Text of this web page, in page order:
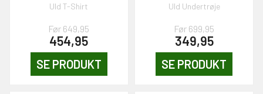
Uld T-Shirt
Før 649,95
454,95
SE PRODUKT
Uld Undertrøje
Før 699,95
349,95
SE PRODUKT
VIND!